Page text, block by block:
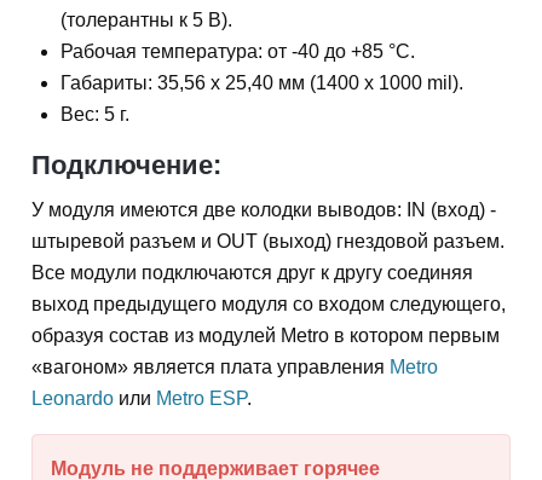
(толерантны к 5 В).
Рабочая температура: от -40 до +85 °С.
Габариты: 35,56 х 25,40 мм (1400 x 1000 mil).
Вес: 5 г.
Подключение:
У модуля имеются две колодки выводов: IN (вход) -
штыревой разъем и OUT (выход) гнездовой разъем.
Все модули подключаются друг к другу соединяя
выход предыдущего модуля со входом следующего,
образуя состав из модулей Metro в котором первым
«вагоном» является плата управления Metro
Leonardo или Metro ESP.
Модуль не поддерживает горячее